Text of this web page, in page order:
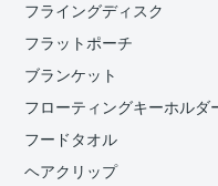
フライングディスク
フラットポーチ
ブランケット
フローティングキーホルダ
フードタオル
ヘアクリップ